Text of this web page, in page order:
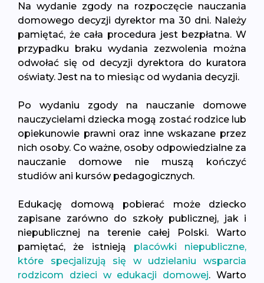
Na wydanie zgody na rozpoczęcie nauczania
domowego decyzji dyrektor ma 30 dni. Należy
pamiętać, że cała procedura jest bezpłatna. W
przypadku braku wydania zezwolenia można
odwołać się od decyzji dyrektora do kuratora
oświaty. Jest na to miesiąc od wydania decyzji.
Po wydaniu zgody na nauczanie domowe
nauczycielami dziecka mogą zostać rodzice lub
opiekunowie prawni oraz inne wskazane przez
nich osoby. Co ważne, osoby odpowiedzialne za
nauczanie domowe nie muszą kończyć
studiów ani kursów pedagogicznych.
Edukację domową pobierać może dziecko
zapisane zarówno do szkoły publicznej, jak i
niepublicznej na terenie całej Polski. Warto
pamiętać, że istnieją placówki niepubliczne,
które specjalizują się w udzielaniu wsparcia
rodzicom dzieci w edukacji domowej. Warto